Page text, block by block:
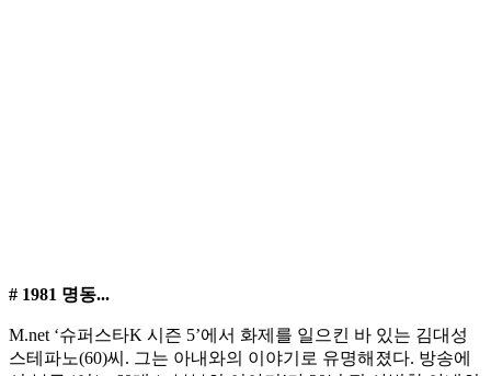
# 1981 명동...
M.net ‘슈퍼스타K 시즌 5’에서 화제를 일으킨 바 있는 김대성
스테파노(60)씨. 그는 아내와의 이야기로 유명해졌다. 방송에